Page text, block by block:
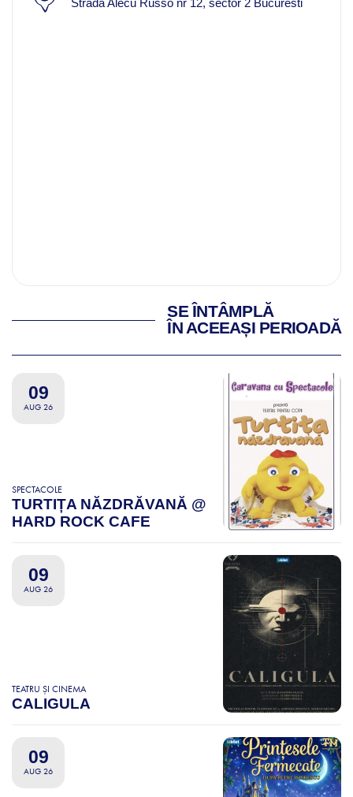
Strada Alecu Russo nr 12, sector 2 Bucuresti
SE ÎNTÂMPLĂ
ÎN ACEEAȘI PERIOADĂ
09
AUG 26
SPECTACOLE
TURTIȚA NĂZDRĂVANĂ @
HARD ROCK CAFE
09
AUG 26
TEATRU ȘI CINEMA
CALIGULA
09
AUG 26